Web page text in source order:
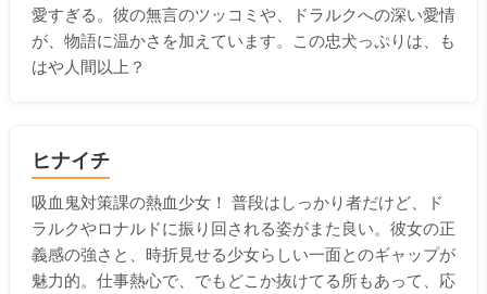
愛すぎる。彼の無言のツッコミや、ドラルクへの深い愛情
が、物語に温かさを加えています。この忠犬っぷりは、も
はや人間以上？
ヒナイチ
吸血鬼対策課の熱血少女！ 普段はしっかり者だけど、ド
ラルクやロナルドに振り回される姿がまた良い。彼女の正
義感の強さと、時折見せる少女らしい一面とのギャップが
魅力的。仕事熱心で、でもどこか抜けてる所もあって、応